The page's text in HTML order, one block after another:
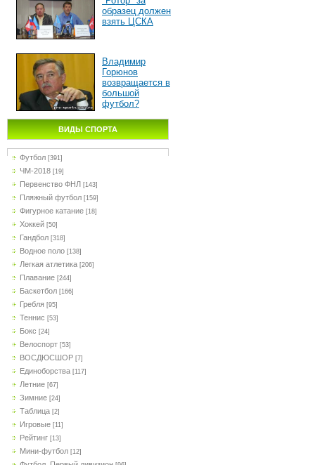
образец должен
взять ЦСКА
Владимир
Горюнов
возвращается в
большой
футбол?
ВИДЫ СПОРТА
Футбол [391]
ЧМ-2018 [19]
Первенство ФНЛ [143]
Пляжный футбол [159]
Фигурное катание [18]
Хоккей [50]
Гандбол [318]
Водное поло [138]
Легкая атлетика [206]
Плавание [244]
Баскетбол [166]
Гребля [95]
Теннис [53]
Бокс [24]
Велоспорт [53]
ВОСДЮСШОР [7]
Единоборства [117]
Летние [67]
Зимние [24]
Таблица [2]
Игровые [11]
Рейтинг [13]
Мини-футбол [12]